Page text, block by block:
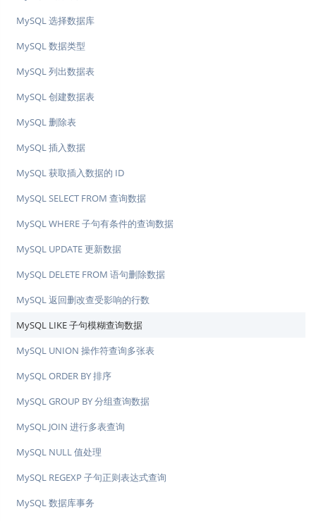
MySQL 选择数据库
MySQL 数据类型
MySQL 列出数据表
MySQL 创建数据表
MySQL 删除表
MySQL 插入数据
MySQL 获取插入数据的 ID
MySQL SELECT FROM 查询数据
MySQL WHERE 子句有条件的查询数据
MySQL UPDATE 更新数据
MySQL DELETE FROM 语句删除数据
MySQL 返回删改查受影响的行数
MySQL LIKE 子句模糊查询数据
MySQL UNION 操作符查询多张表
MySQL ORDER BY 排序
MySQL GROUP BY 分组查询数据
MySQL JOIN 进行多表查询
MySQL NULL 值处理
MySQL REGEXP 子句正则表达式查询
MySQL 数据库事务